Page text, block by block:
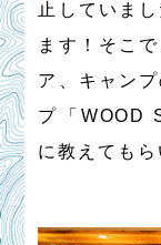
止していま
ます！そこ
ア、キャン
プ「WOOD
に教えてもら